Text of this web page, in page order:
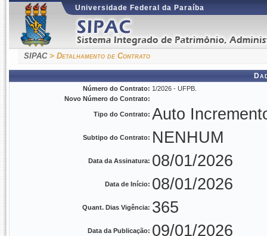
Universidade Federal da Paraíba
SIPAC> Detalhamento de Contrato
Número do Contrato: 1/2026 - UFPB.
Novo Número do Contrato:
Tipo do Contrato: Auto
Subtipo do Contrato: NENHUM
Data da Assinatura: 08/01/2026
Data de Início: 08/01/2026
Quant. Dias Vigência: 365
Data da Publicação: 09/01/2026